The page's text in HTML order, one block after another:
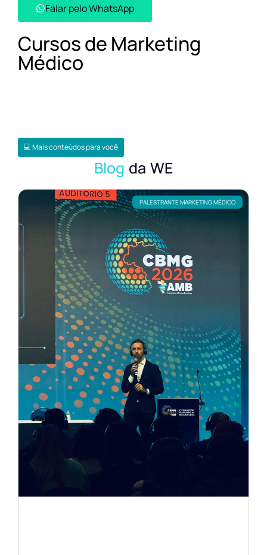
Falar pelo WhatsApp​
Cursos de Marketing
Médico
💻 Mais conteúdos para você
Blog da WE
PALESTRANTE MARKETING MÉDICO